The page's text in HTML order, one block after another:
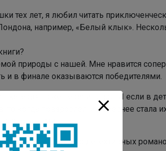
тех лет, я любил читать
например, «Белый клык».
природы с нашей. Мне нравится
и в финале оказываются победителями.
тоже перечитывал. И если в
когда повзрослел, интереснее стала
Акунина, серию детективных